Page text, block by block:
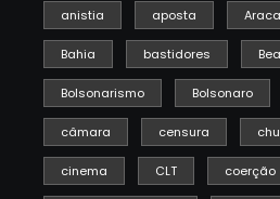
anistia aposta
Bahia bastidores
Bolsonarismo Bolsonaro
câmara censura
cinema CLT coerção